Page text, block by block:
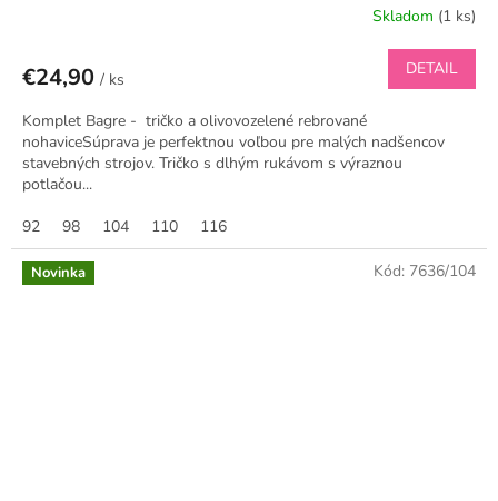
Skladom (1 ks)
€24,90 / ks
DETAIL
Komplet Bagre - tričko a olivovozelené rebrované
nohaviceSúprava je perfektnou voľbou pre malých nadšencov
stavebných strojov. Tričko s dlhým rukávom s výraznou
potlačou...
92
98 104 110 116
Novinka Kód: 7636/104